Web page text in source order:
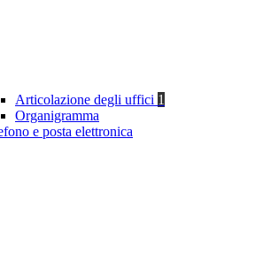
Articolazione degli uffici 1
Organigramma
e posta elettronica